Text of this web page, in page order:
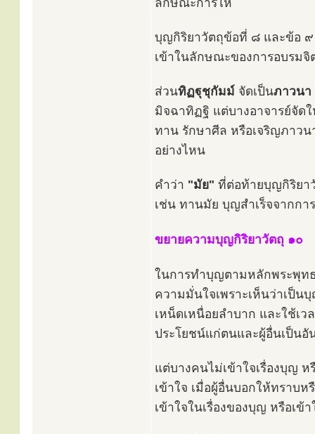
ลักษณะการให้
บุญกิริยาวัตถุข้อที่ ๘ และข้อ
เข้าในลักษณะของการอบรมจิ
ส่วนทิฏฐุชุกัมม์ จัดเป็นภาวนา
มิจฉาทิฏฐิ แต่บางอาจารย์จัด
ทาน รักษาศีล หรือเจริญภาว
อย่างไหน
คำว่า "มัย" ที่ต่อท้ายบุญกิริย
เช่น ทานมัย บุญสำเร็จจากก
ขยายความบุญกิริยาวัตถุ ๑๐
ในการทำบุญตามหลักพระพุท
ความมั่นใจเพราะเห็นว่าเป็น
เหน็ดเหนื่อยลำบาก และใช้เ
ประโยชน์แก่ตนและผู้อื่นเป็นอั
แต่บางคนไม่เข้าใจเรื่องบุญ
เข้าใจ เมื่อผู้อื่นบอกให้ทราบ
เข้าใจในเรื่องของบุญ หรือเข้